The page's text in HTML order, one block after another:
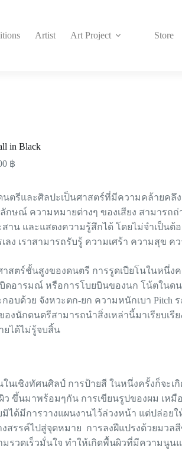
Artist Art Project Store
in Black
฿
นตรีและศิลปะเป็นศาสตร์ที่มีความคล้ายคลึ
กษณ์ ความหมายต่างๆ ของเสียง สามารถถ่า
สาน และแสดงความรู้สึกได้ โดยไม่จำเป็นต้อ
เลง เราสามารถรับรู้ ความเศร้า ความสุข
าสตร์ชั้นสูงของดนตรี การรูดเปียโนในหนึ่ง
บิดอารมณ์ หรือการโบยบินของนก โน้ตในดน
กอบด้วย จังหวะตก-ยก ความหนักเบา Pitch
องนักดนตรีสามารถนำสิ่งเหล่านี้มาเรียบเรี
ยได้ไม่รู้จบสิ้น
ในเชิงทัศนศิลป์ การป้ายสี ในหนึ่งครั้งก็จะเ
ว ขึ้นมาพร้อมๆกัน การเขียนรูปของผม เหมื
มิได้มีการวางแผนงานไว้ล่วงหน้า แต่ปล่อย
งสรรค์ไปสู่จุดหมาย การลงฝีแปรงด้วยมว
มรวดเร็วมั่นใจ ทำให้เกิดพื้นผิวที่มีความนูน